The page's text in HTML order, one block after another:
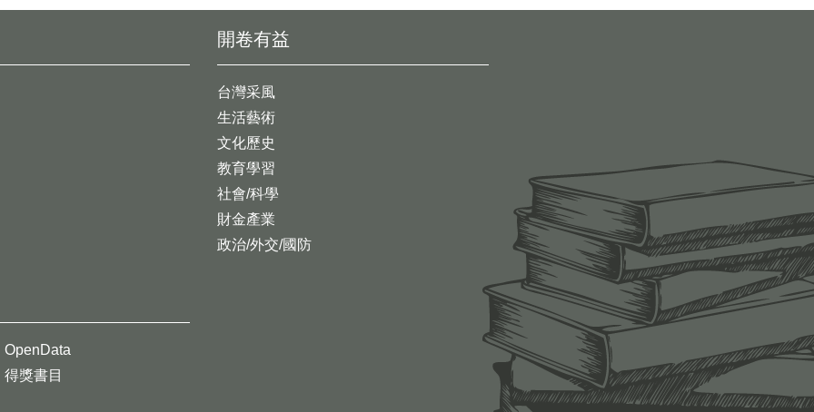
開卷有益
台灣采風
生活藝術
文化歷史
教育學習
社會/科學
財金產業
政治/外交/國防
OpenData
得獎書目